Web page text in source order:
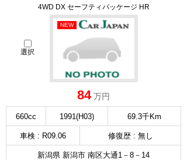
4WD DX セーフティパッケージ HR
選択
NEW
84万円
660cc 1991(H03) 69.3千Km
車検 : R09.06 修復歴 : 無し
新潟県 新潟市 南区大通1－8－14